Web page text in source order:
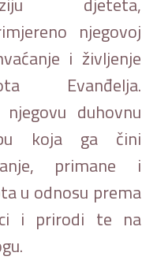
njegovoj
i življenje
Evanđelja.
duhovnu
koja ga čini
primane i
u odnosu prema
i prirodi te na